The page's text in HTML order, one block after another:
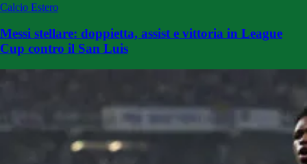
Calcio Estero
Messi stellare: doppietta, assist e vittoria in League
Cup contro il San Luis